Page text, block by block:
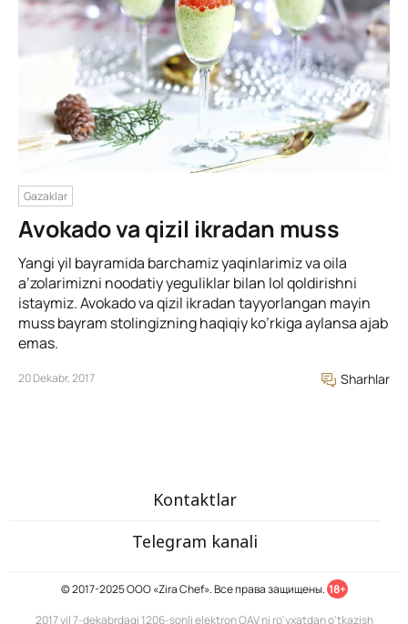
Gazaklar
Avokado va qizil ikradan muss
Yangi yil bayramida barchamiz yaqinlarimiz va oila
a’zolarimizni noodatiy yeguliklar bilan lol qoldirishni
istaymiz. Avokado va qizil ikradan tayyorlangan mayin
muss bayram stolingizning haqiqiy ko’rkiga aylansa ajab
emas.
20 Dekabr, 2017 Sharhlar
Kontaktlar
Telegram kanali
© 2017-2025 ООО «Zira Chef». Все права защищены. 18+
2017 yil 7-dekabrdagi 1206-sonli elektron OAV ni ro'yxatdan o'tkazish